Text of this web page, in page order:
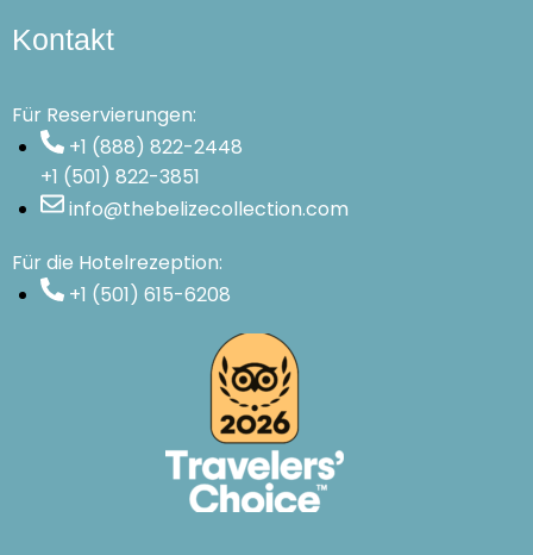
Kontakt
Für Reservierungen:
+1 (888) 822-2448
+1 (501) 822-3851
info@thebelizecollection.com
Für die Hotelrezeption:
+1 (501) 615-6208